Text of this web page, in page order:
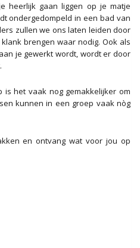
heerlijk gaan liggen op je matje
ondergedompeld in een bad van
zullen we ons laten leiden door
brengen waar nodig. Ook als
je gewerkt wordt, wordt er door
het vaak nog gemakkelijker om
kunnen in een groep vaak nòg
en ontvang wat voor jou op